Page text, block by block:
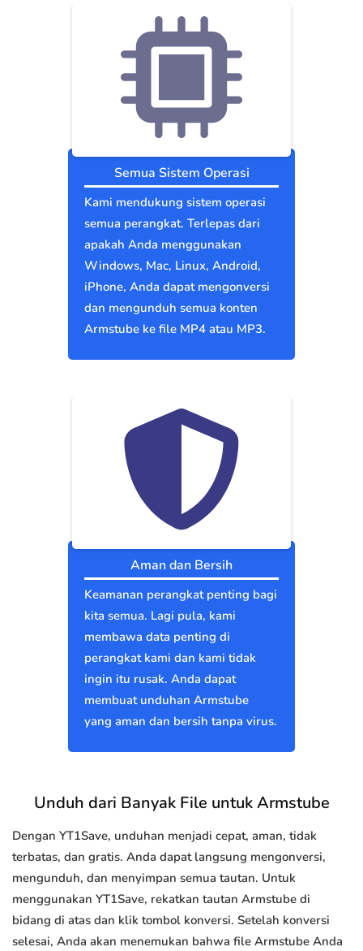
Semua Sistem Operasi
Kami mendukung sistem operasi
semua perangkat. Terlepas dari
apakah Anda menggunakan
Windows, Mac, Linux, Android,
iPhone, Anda dapat mengonversi
dan mengunduh semua konten
Armstube ke file MP4 atau MP3.
Aman dan Bersih
Keamanan perangkat penting bagi
kita semua. Lagi pula, kami
membawa data penting di
perangkat kami dan kami tidak
ingin itu rusak. Anda dapat
membuat unduhan Armstube
yang aman dan bersih tanpa virus.
Unduh dari Banyak File untuk Armstube
Dengan YT1Save, unduhan menjadi cepat, aman, tidak
terbatas, dan gratis. Anda dapat langsung mengonversi,
mengunduh, dan menyimpan semua tautan. Untuk
menggunakan YT1Save, rekatkan tautan Armstube di
bidang di atas dan klik tombol konversi. Setelah konversi
selesai, Anda akan menemukan bahwa file Armstube Anda